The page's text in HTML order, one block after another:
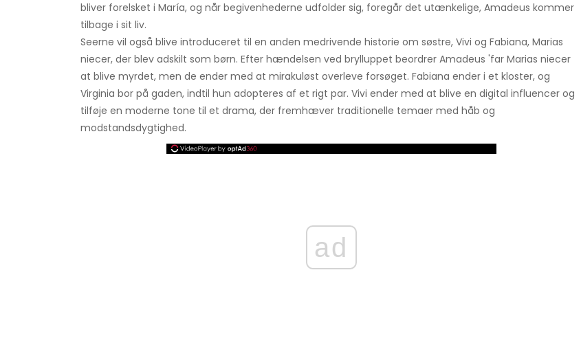
bliver forelsket i María, og når begivenhederne udfolder sig, foregår det utænkelige, Amadeus kommer
tilbage i sit liv.
Seerne vil også blive introduceret til en anden medrivende historie om søstre, Vivi og Fabiana, Marias
niecer, der blev adskilt som børn. Efter hændelsen ved brylluppet beordrer Amadeus 'far Marias niecer
at blive myrdet, men de ender med at mirakuløst overleve forsøget. Fabiana ender i et kloster, og
Virginia bor på gaden, indtil hun adopteres af et rigt par. Vivi ender med at blive en digital influencer og
tilføje en moderne tone til et drama, der fremhæver traditionelle temaer med håb og
modstandsdygtighed.
ad